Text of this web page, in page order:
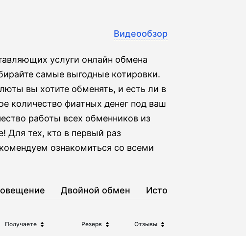
Видеообзор
услуги онлайн обмена
самые выгодные котировки.
вы хотите обменять, и есть ли в
количество фиатных денег под ваш
работы всех обменников из
Для тех, кто в первый раз
ознакомиться со всеми
Двойной обмен История
Получаете Резерв Отзывы